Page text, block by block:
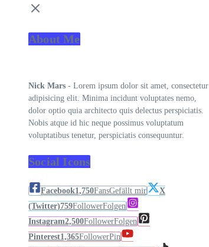
About Me
Nick Mars - Lorem ipsum dolor sit amet, consectetur
adipisicing elit. Minima incidunt voluptates nemo,
dolor optio quia architecto quis delectus perspiciatis.
Nobis atque id hic neque possimus voluptatum
voluptatibus tenetur, perspiciatis consequuntur.
Social Icons
Facebook1,750FansGefällt mir
X
(Twitter)759FollowerFolgen
Instagram2,500FollowerFolgen
Pinterest1,365FollowerPin